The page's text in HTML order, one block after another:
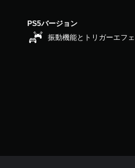
PS5バージョン
振動機能とトリガーエフ